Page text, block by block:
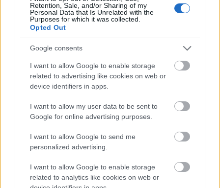
Retention, Sale, and/or Sharing of my
Personal Data that Is Unrelated with the
Purposes for which it was collected.
Opted Out
Google consents
I want to allow Google to enable storage
related to advertising like cookies on web or
device identifiers in apps.
I want to allow my user data to be sent to
Google for online advertising purposes.
I want to allow Google to send me
personalized advertising.
I want to allow Google to enable storage
related to analytics like cookies on web or
Söröskupak és korona – Kritikák a IV.
Henrikről